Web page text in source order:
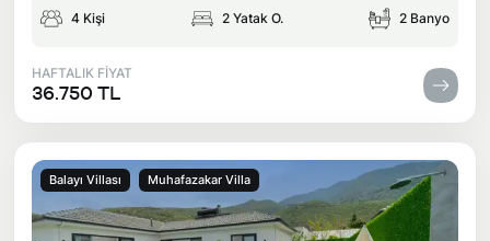
4 Kişi 2 Yatak O. 2 Banyo
HAFTALIK FİYAT
36.750 TL
Balayı Villası Muhafazakar Villa